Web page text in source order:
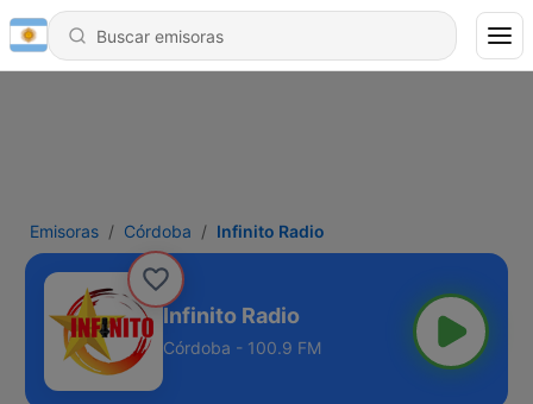
Emisoras Córdoba Infinito Radio
Infinito Radio
Córdoba - 100.9 FM